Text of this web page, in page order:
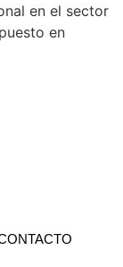
en el sector
en